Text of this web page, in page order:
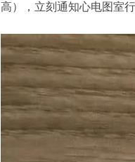
高），立刻通知心电图室